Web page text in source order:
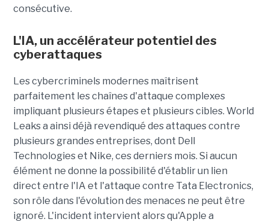
consécutive.
L'IA, un accélérateur potentiel des
cyberattaques
Les cybercriminels modernes maîtrisent
parfaitement les chaînes d'attaque complexes
impliquant plusieurs étapes et plusieurs cibles. World
Leaks a ainsi déjà revendiqué des attaques contre
plusieurs grandes entreprises, dont Dell
Technologies et Nike, ces derniers mois. Si aucun
élément ne donne la possibilité d'établir un lien
direct entre l'IA et l'attaque contre Tata Electronics,
son rôle dans l'évolution des menaces ne peut être
ignoré. L'incident intervient alors qu'Apple a